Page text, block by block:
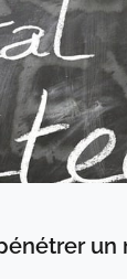
un